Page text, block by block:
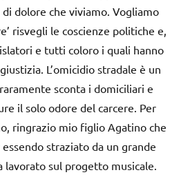
dolore che viviamo. Vogliamo
risvegli le coscienze politiche e,
e tutti coloro i quali hanno
L’omicidio stradale è un
sconta i domiciliari e
il solo odore del carcere. Per
ringrazio mio figlio Agatino che
straziato da un grande
lavorato sul progetto musicale.